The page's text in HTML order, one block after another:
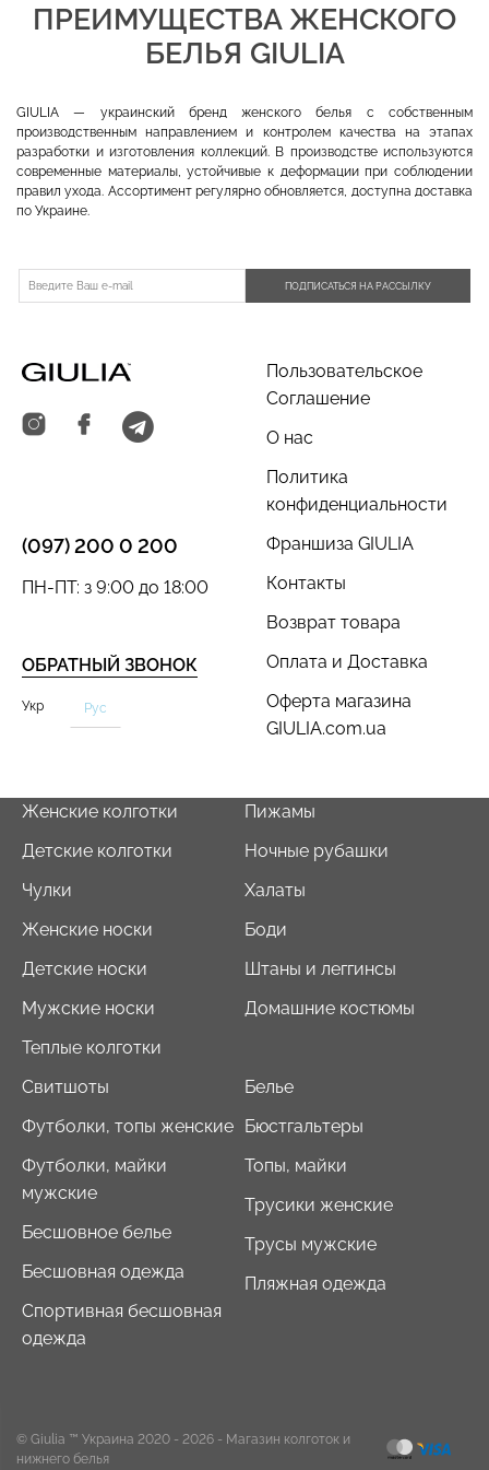
ПРЕИМУЩЕСТВА ЖЕНСКОГО
БЕЛЬЯ GIULIA
GIULIA — украинский бренд женского белья с собственным
производственным направлением и контролем качества на этапах
разработки и изготовления коллекций. В производстве используются
современные материалы, устойчивые к деформации при соблюдении
правил ухода. Ассортимент регулярно обновляется, доступна доставка
по Украине.
ПОДПИСАТЬСЯ НА РАССЫЛКУ
Пользовательское
Соглашение
О нас
Политика
конфиденциальности
Франшиза GIULIA
Контакты
Возврат товара
Оплата и Доставка
Оферта магазина
GIULIA.com.ua
(097) 200 0 200
ОБРАТНЫЙ ЗВОНОК
ПН-ПТ: з 9:00 до 18:00
Укр Рус
Женские колготки
Детские колготки
Чулки
Женские носки
Детские носки
Мужские носки
Теплые колготки
Пижамы
Ночные рубашки
Халаты
Боди
Штаны и леггинсы
Домашние костюмы
Свитшоты
Футболки, топы женские
Футболки, майки
мужские
Бесшовное белье
Бесшовная одежда
Спортивная бесшовная
одежда
Белье
Бюстгальтеры
Топы, майки
Трусики женские
Трусы мужские
Пляжная одежда
© Giulia ™ Украина 2020 - 2026 - Магазин колготок и
нижнего белья